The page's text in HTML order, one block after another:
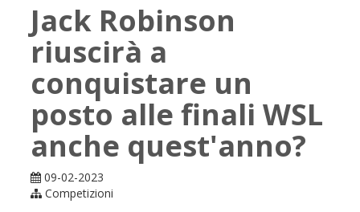
Jack Robinson
riuscirà a
conquistare un
posto alle finali WSL
anche quest'anno?
09-02-2023
Competizioni